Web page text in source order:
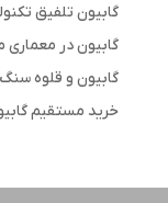
گابیون تلفیق
گابیون در معماری
گابیون و قلوه
خرید مستقیم